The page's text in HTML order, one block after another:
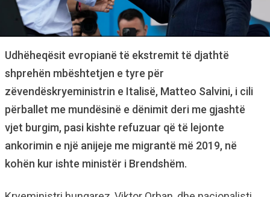
Udhëheqësit evropianë të ekstremit të djathtë
shprehën mbështetjen e tyre për
zëvendëskryeministrin e Italisë, Matteo Salvini, i cili
përballet me mundësinë e dënimit deri me gjashtë
vjet burgim, pasi kishte refuzuar që të lejonte
ankorimin e një anijeje me migrantë më 2019, në
kohën kur ishte ministër i Brendshëm.